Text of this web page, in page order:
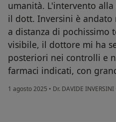
umanità. L'intervento
il dott. Inversini è andato
a distanza di pochissimo
visibile, il dottore mi ha
posteriori nei controlli e
farmaci indicati, con
1 agosto 2025 • Dr. DAVIDE INVERSINI